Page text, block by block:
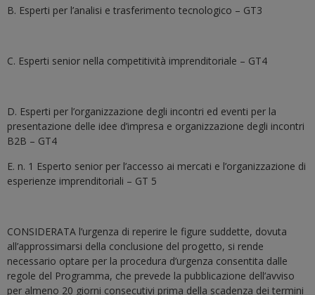
B. Esperti per l’analisi e trasferimento tecnologico – GT3
C. Esperti senior nella competitività imprenditoriale – GT4
D. Esperti per l’organizzazione degli incontri ed eventi per la
presentazione delle idee d’impresa e organizzazione degli incontri
B2B – GT4
E. n. 1 Esperto senior per l’accesso ai mercati e l’organizzazione di
esperienze imprenditoriali – GT 5
CONSIDERATA l’urgenza di reperire le figure suddette, dovuta
all’approssimarsi della conclusione del progetto, si rende
necessario optare per la procedura d’urgenza consentita dalle
regole del Programma, che prevede la pubblicazione dell’avviso
per almeno 20 giorni consecutivi prima della scadenza dei termini